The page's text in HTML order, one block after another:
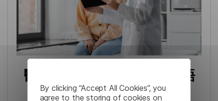
By clicking “Accept All Cookies”, you
agree to the storing of cookies on
醫院:具有增強安全性的即時語
音通訊